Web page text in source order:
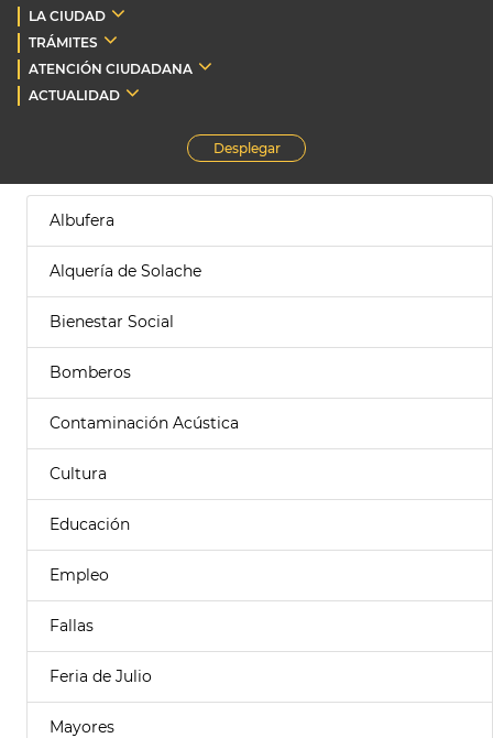
LA CIUDAD
TRÁMITES
ATENCIÓN CIUDADANA
ACTUALIDAD
Desplegar
Albufera
Alquería de Solache
Bienestar Social
Bomberos
Contaminación Acústica
Cultura
Educación
Empleo
Fallas
Feria de Julio
Mayores